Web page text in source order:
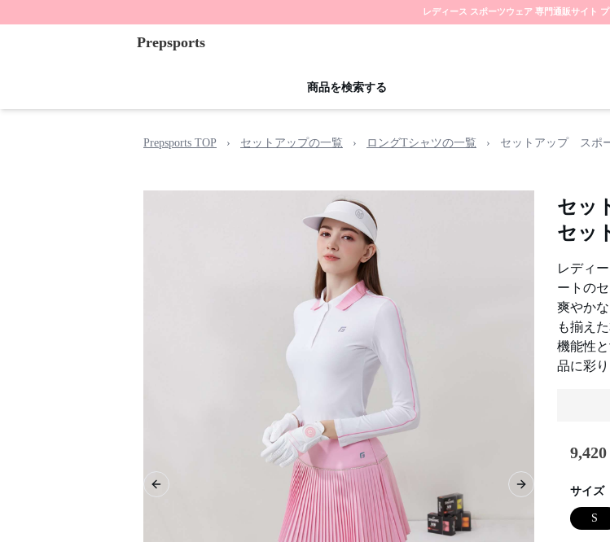
レディース スポーツウェア 専門通販サイト
Prepsports
商品を検索する
Prepsports TOP › セットアップの一覧 › ロングTシャツの一覧 › セットアップ スポ
Previous slide Next slide
セッ
セッ
レディ
ートの
爽やか
も揃え
機能性
品に彩り
9,420
サイズ
S